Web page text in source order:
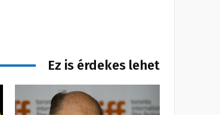
Ez is érdekes lehet